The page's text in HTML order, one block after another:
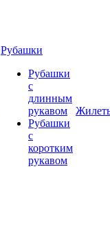
Рубашки
Рубашки
с
длинным
рукавом
Рубашки
с
коротким
рукавом